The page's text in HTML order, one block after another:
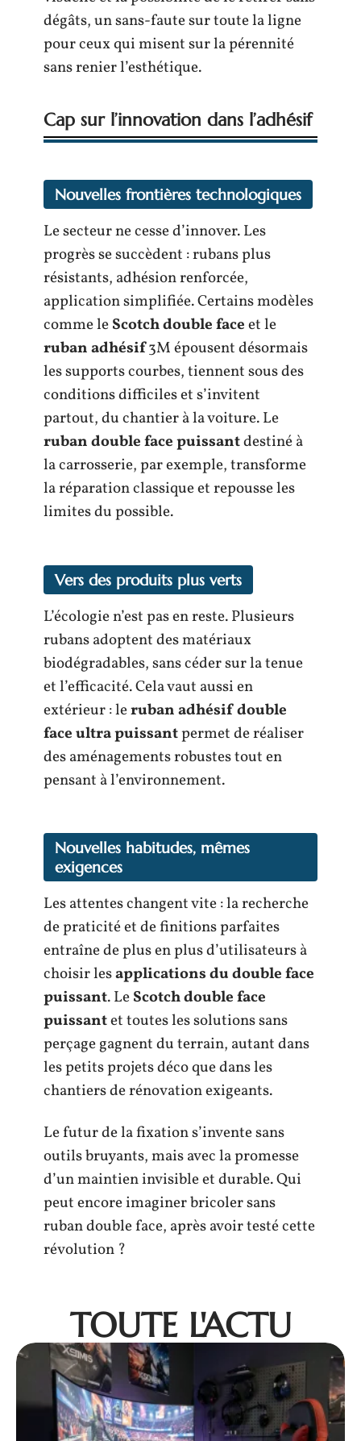
dégâts, un sans-faute sur toute la ligne
pour ceux qui misent sur la pérennité
sans renier l’esthétique.
Cap sur l’innovation dans l’adhésif
Nouvelles frontières technologiques
Le secteur ne cesse d’innover. Les
progrès se succèdent : rubans plus
résistants, adhésion renforcée,
application simplifiée. Certains modèles
comme leScotch double faceet le
ruban adhésif3M épousent désormais
les supports courbes, tiennent sous des
conditions difficiles et s’invitent
partout, du chantier à la voiture. Le
ruban double face puissantdestiné à
la carrosserie, par exemple, transforme
la réparation classique et repousse les
limites du possible.
Vers des produits plus verts
L’écologie n’est pas en reste. Plusieurs
rubans adoptent des matériaux
biodégradables, sans céder sur la tenue
et l’efficacité. Cela vaut aussi en
extérieur : leruban adhésif double
face ultra puissantpermet de réaliser
des aménagements robustes tout en
pensant à l’environnement.
Nouvelles habitudes, mêmes
exigences
Les attentes changent vite : la recherche
de praticité et de finitions parfaites
entraîne de plus en plus d’utilisateurs à
choisir lesapplications du double face
puissant. LeScotch double face
puissantet toutes les solutions sans
perçage gagnent du terrain, autant dans
les petits projets déco que dans les
chantiers de rénovation exigeants.
Le futur de la fixation s’invente sans
outils bruyants, mais avec la promesse
d’un maintien invisible et durable. Qui
peut encore imaginer bricoler sans
ruban double face, après avoir testé cette
révolution ?
TOUTE L'ACTU